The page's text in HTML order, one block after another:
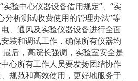
验中心仪器设备借用规定”、“实
分析测试收费使用的管理办法”等
、通风及实验仪器设备进行全面
装和调试工作，确保所有仪器均
最后，高院长强调，实验室安全是
心所有工作人员要发扬团结协作
规范和高效使用，更好地服务于